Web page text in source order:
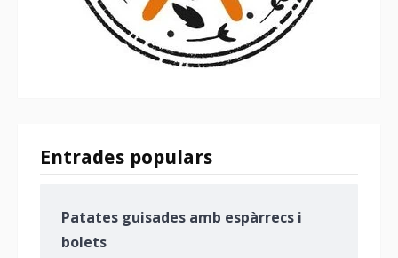
Entrades populars
Patates guisades amb espàrrecs i
bolets